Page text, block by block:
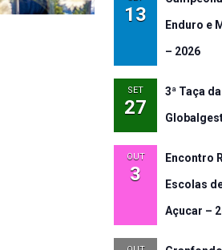
13 Enduro e
– 2026
SET
27
3ª Taça
OUT
3
Encontro
Escolas
Açucar –